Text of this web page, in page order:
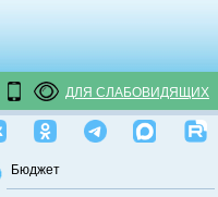
ДЛЯ СЛАБОВИДЯЩИХ
Бюджет